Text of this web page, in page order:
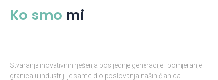
Ko smo mi
Stvaranje inovativnih rješenja posljednje generacije i pomjeranje
granica u industriji je samo dio poslovanja naših članica.